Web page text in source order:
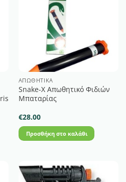
ΑΠΩΘΗΤΙΚΆ
Snake-X Απωθητικό Φιδιών
Μπαταρίας
€28.00
Προσθήκη στο καλάθι